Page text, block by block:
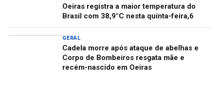
Oeiras registra a maior temperatura do
Brasil com 38,9°C nesta quinta-feira,6
GERAL
Cadela morre após ataque de abelhas e
Corpo de Bombeiros resgata mãe e
recém-nascido em Oeiras